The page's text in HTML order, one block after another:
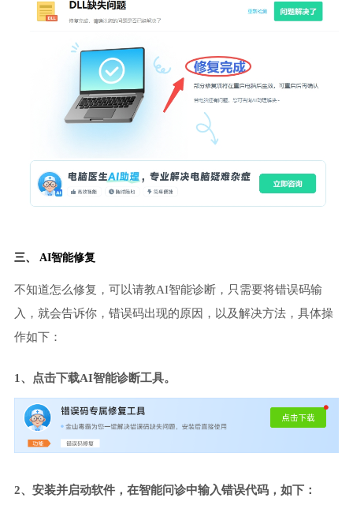
三、 AI智能修复
不知道怎么修复，可以请教AI智能诊断，只需要将错误码输
入，就会告诉你，错误码出现的原因，以及解决方法，具体操
作如下：
1、点击下载AI智能诊断工具。
2、安装并启动软件，在智能问诊中输入错误代码，如下：